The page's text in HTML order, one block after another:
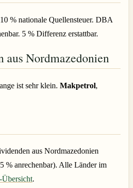
% nationale Quellensteuer. DBA
5 % Differenz erstattbar.
aus Nordmazedonien
ist sehr klein. Makpetrol,
aus Nordmazedonien
% anrechenbar). Alle Länder im
Übersicht.